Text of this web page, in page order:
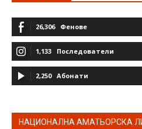
26,306 Фенове
1,133 Последователи
2,250 Абонати
НАЦИОНАЛНА АМАТЬОРСКА